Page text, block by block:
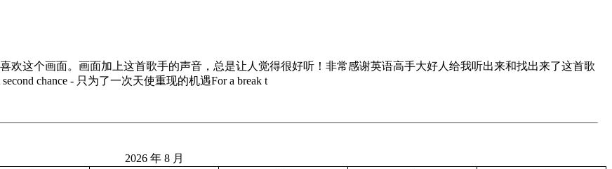
欢这个画面。画面加上这首歌手的声音，总是让人觉得很好听！非常感谢英语高手大好人给我听出来和找出来了这首歌
chance - 只为了一次天使重现的机遇For a break t
2026 年 8 月